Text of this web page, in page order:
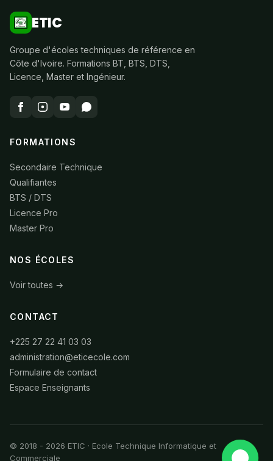
ETIC
Groupe d'écoles techniques de référence en
Côte d'Ivoire. Formations BT, BTS, DTS,
Licence, Master et Ingénieur.
FORMATIONS
Secondaire Technique
Qualifiantes
BTS / DTS
Licence Pro
Master Pro
NOS ÉCOLES
Voir toutes →
CONTACT
+225 27 22 41 03 03
administration@eticecole.com
Formulaire de contact
Espace Enseignants
© 2018 - 2026 ETIC · Ecole Technique Informatique et
Commerciale